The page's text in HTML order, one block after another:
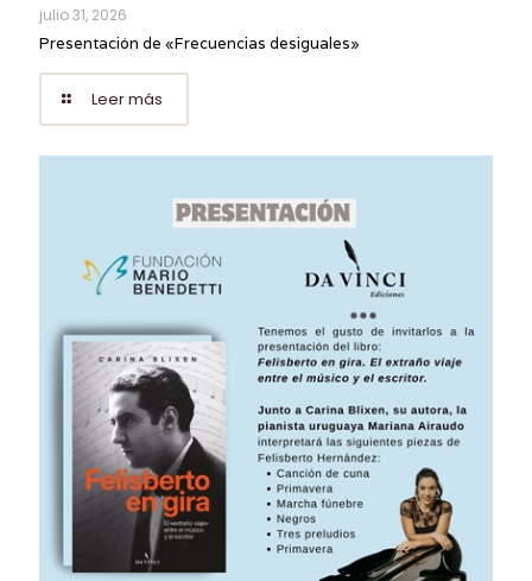
julio 31, 2026
Presentación de «Frecuencias desiguales»
Leer más